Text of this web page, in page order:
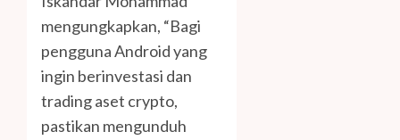
mengungkapkan, “Bagi
pengguna Android yang
ingin berinvestasi dan
trading aset crypto,
pastikan mengunduh